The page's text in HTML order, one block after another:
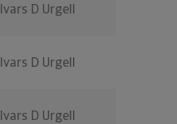
Ivars D Urgell
Ivars D Urgell
Ivars D Urgell